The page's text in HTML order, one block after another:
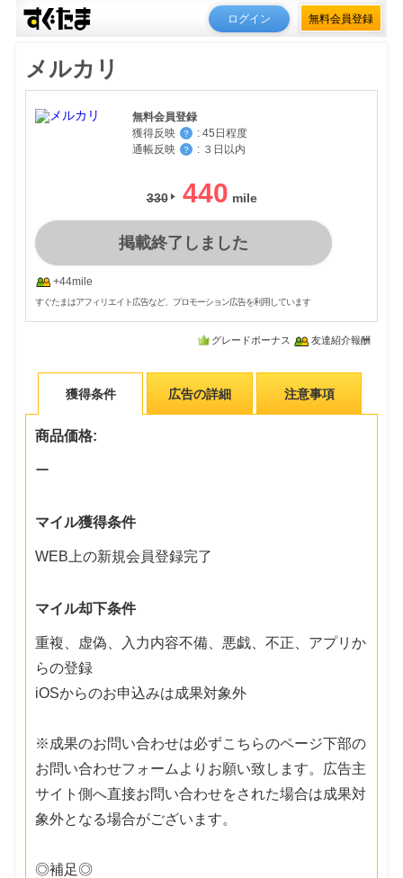
ログイン 無料会員登録
メルカリ
無料会員登録
獲得反映
？ : 45日程度
通帳反映
？ : ３日以内
330 440
掲載終了しました
+44mile
すぐたまはアフィリエイト広告など、プロモーション広告を利用しています
グレードボーナス 友達紹介報酬
獲得条件 広告の詳細 注意事項
商品価格:
ー
マイル獲得条件
WEB上の新規会員登録完了
マイル却下条件
重複、虚偽、入力内容不備、悪戯、不正、アプリか
らの登録
iOSからのお申込みは成果対象外
※成果のお問い合わせは必ずこちらのページ下部の
お問い合わせフォームよりお願い致します。広告主
サイト側へ直接お問い合わせをされた場合は成果対
象外となる場合がございます。
◎補足◎